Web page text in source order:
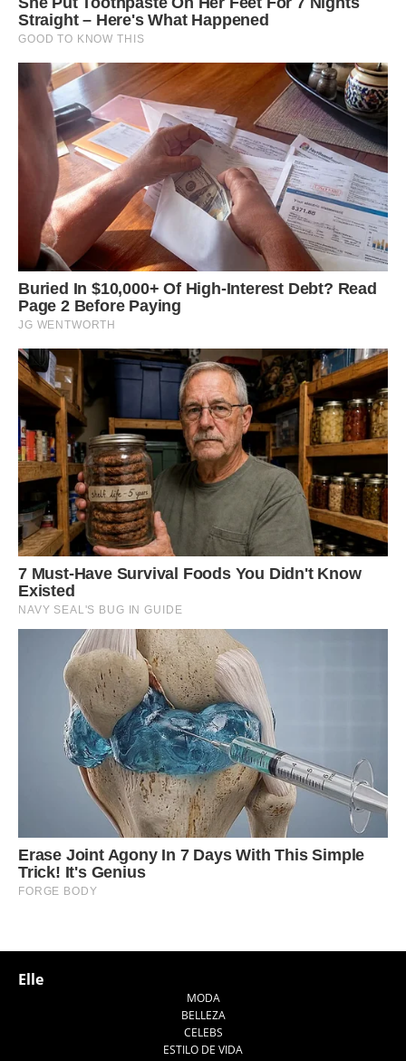
Elle
MODA
BELLEZA
CELEBS
ESTILO DE VIDA